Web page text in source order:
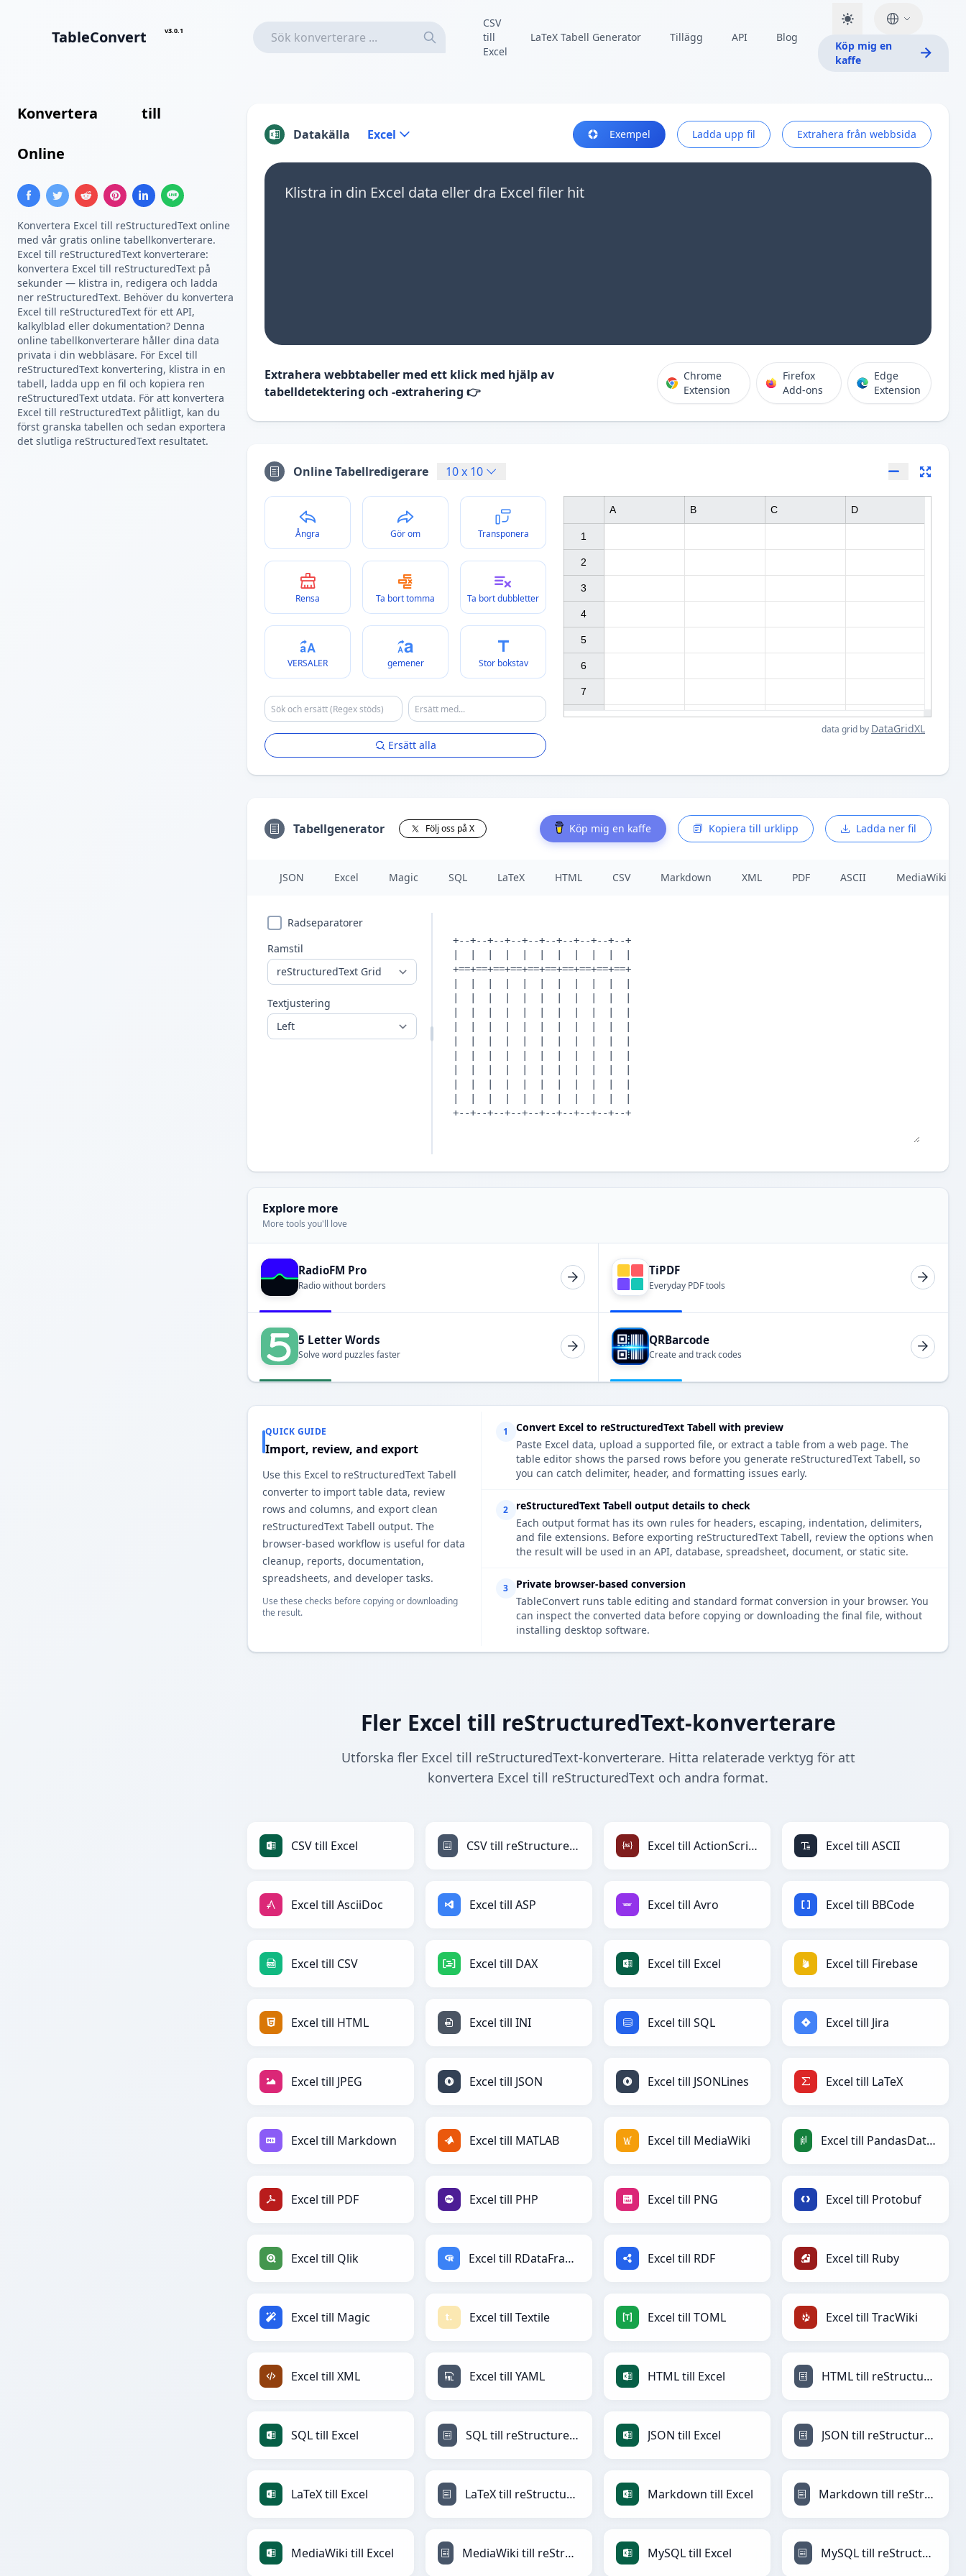
TableConvert v3.0.1
CSV
till
Excel
LaTeX Tabell Generator Tillägg API Blog
Köp mig en
kaffe
Konvertera
till
Online
Konvertera Excel till reStructuredText online
med vår gratis online tabellkonverterare.
Excel till reStructuredText konverterare:
konvertera Excel till reStructuredText på
sekunder — klistra in, redigera och ladda
ner reStructuredText. Behöver du konvertera
Excel till reStructuredText för ett API,
kalkylblad eller dokumentation? Denna
online tabellkonverterare håller dina data
privata i din webbläsare. För Excel till
reStructuredText konvertering, klistra in en
tabell, ladda upp en fil och kopiera ren
reStructuredText utdata. För att konvertera
Excel till reStructuredText pålitligt, kan du
först granska tabellen och sedan exportera
det slutliga reStructuredText resultatet.
Datakälla Excel Exempel Ladda upp fil Extrahera från webbsida
Klistra in din Excel data eller dra Excel filer hit
Extrahera webbtabeller med ett klick med hjälp av
tabelldetektering och -extrahering 👉
Chrome
Extension
Firefox
Add-ons
Edge
Extension
Online Tabellredigerare 10x 10
Ångra Gör om Transponera
Rensa Ta bort tomma Ta bort dubbletter
VERSALER gemener Stor bokstav
Ersätt alla
data grid by DataGridXL
1
2
3
4
5
6
7
A B C D
Tabellgenerator Följ oss på X Köp mig en kaffe Kopiera till urklipp Ladda ner fil
JSON Excel Magic SQL LaTeX HTML CSV Markdown XML PDF ASCII MediaWiki
Radseparatorer
Ramstil
Textjustering
Explore more
More tools you'll love
RadioFM Pro
Radio without borders
TiPDF
Everyday PDF tools
5 Letter Words
Solve word puzzles faster
QRBarcode
Create and track codes
QUICK GUIDE
Import, review, and export
Use this Excel to reStructuredText Tabell
converter to import table data, review
rows and columns, and export clean
reStructuredText Tabell output. The
browser-based workflow is useful for data
cleanup, reports, documentation,
spreadsheets, and developer tasks.
Use these checks before copying or downloading
the result.
1
Convert Excel to reStructuredText Tabell with preview
Paste Excel data, upload a supported file, or extract a table from a web page. The
table editor shows the parsed rows before you generate reStructuredText Tabell, so
you can catch delimiter, header, and formatting issues early.
2
reStructuredText Tabell output details to check
Each output format has its own rules for headers, escaping, indentation, delimiters,
and file extensions. Before exporting reStructuredText Tabell, review the options when
the result will be used in an API, database, spreadsheet, document, or static site.
3
Private browser-based conversion
TableConvert runs table editing and standard format conversion in your browser. You
can inspect the converted data before copying or downloading the final file, without
installing desktop software.
Fler Excel till reStructuredText-konverterare
Utforska fler Excel till reStructuredText-konverterare. Hitta relaterade verktyg för att
konvertera Excel till reStructuredText och andra format.
CSV till Excel CSV till reStructuredText Excel till ActionScript Excel till ASCII
Excel till AsciiDoc Excel till ASP Excel till Avro Excel till BBCode
Excel till CSV Excel till DAX Excel till Excel Excel till Firebase
Excel till HTML Excel till INI Excel till SQL Excel till Jira
Excel till JPEG Excel till JSON Excel till JSONLines Excel till LaTeX
Excel till Markdown Excel till MATLAB Excel till MediaWiki Excel till PandasDataFrame
Excel till PDF Excel till PHP Excel till PNG Excel till Protobuf
Excel till Qlik Excel till RDataFrame Excel till RDF Excel till Ruby
Excel till Magic Excel till Textile Excel till TOML Excel till TracWiki
Excel till XML Excel till YAML HTML till Excel HTML till reStructuredText
SQL till Excel SQL till reStructuredText JSON till Excel JSON till reStructuredText
LaTeX till Excel LaTeX till reStructuredText Markdown till Excel Markdown till reStructuredText
MediaWiki till Excel MediaWiki till reStructuredText MySQL till Excel MySQL till reStructuredText